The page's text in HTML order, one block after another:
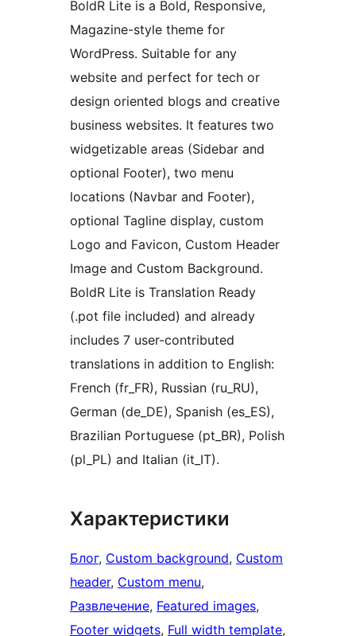
BoldR Lite is a Bold, Responsive,
Magazine-style theme for
WordPress. Suitable for any
website and perfect for tech or
design oriented blogs and creative
business websites. It features two
widgetizable areas (Sidebar and
optional Footer), two menu
locations (Navbar and Footer),
optional Tagline display, custom
Logo and Favicon, Custom Header
Image and Custom Background.
BoldR Lite is Translation Ready
(.pot file included) and already
includes 7 user-contributed
translations in addition to English:
French (fr_FR), Russian (ru_RU),
German (de_DE), Spanish (es_ES),
Brazilian Portuguese (pt_BR), Polish
(pl_PL) and Italian (it_IT).
Характеристики
Блог, Custom background, Custom
header, Custom menu
Развлечение, Featured images
Footer widgets, Full width template